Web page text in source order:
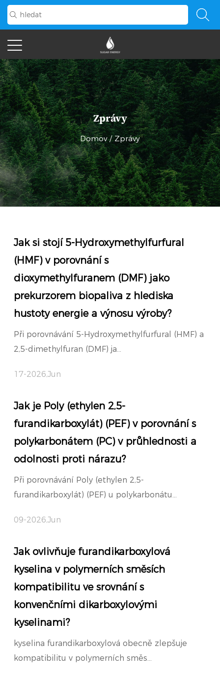
Zprávy
Domov/Zprávy
Jak si stojí 5-Hydroxymethylfurfural
(HMF) v porovnání s
dioxymethylfuranem (DMF) jako
prekurzorem biopaliva z hlediska
hustoty energie a výnosu výroby?
Při porovnávání 5-Hydroxymethylfurfural (HMF) a
2,5-dimethylfuran (DMF) ja...
17-2026,Jun
Jak je Poly (ethylen 2,5-
furandikarboxylát) (PEF) v porovnání s
polykarbonátem (PC) v průhlednosti a
odolnosti proti nárazu?
Při porovnávání Poly (ethylen 2,5-
furandikarboxylát) (PEF) u polykarbonátu...
09-2026,Jun
Jak ovlivňuje furandikarboxylová
kyselina v polymerních směsích
kompatibilitu ve srovnání s
konvenčními dikarboxylovými
kyselinami?
kyselina furandikarboxylová obecně zlepšuje
kompatibilitu v polymerních směs...